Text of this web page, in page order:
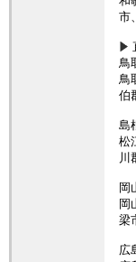
市
鳥
鳥
伯
島
松
川
岡
岡
梁
広